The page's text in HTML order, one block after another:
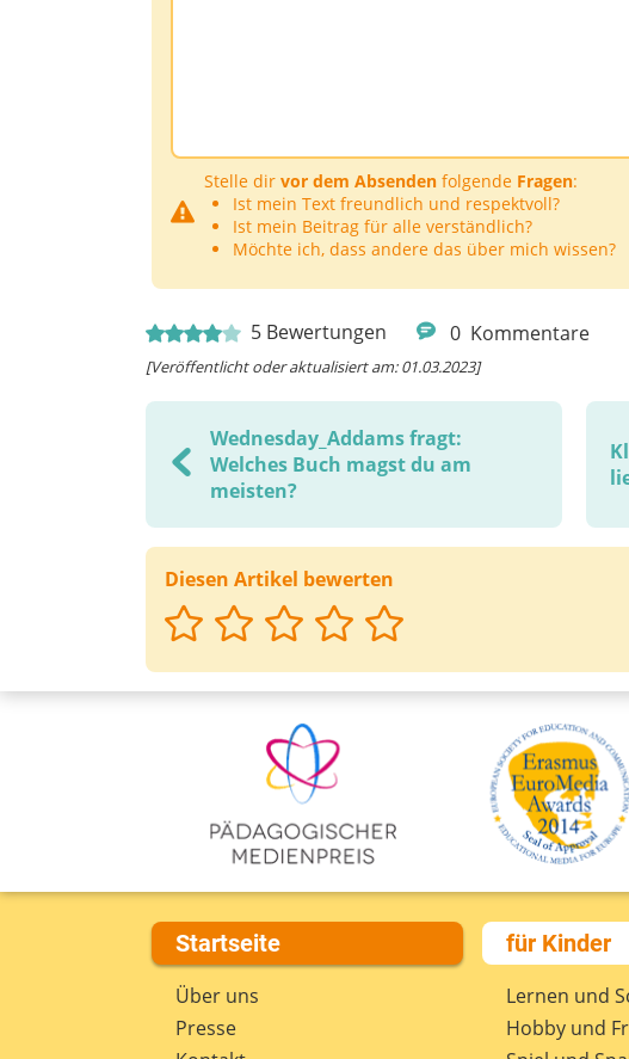
Stelle dir vor dem Absenden folgende Fragen:
Ist mein Text freundlich und respektvoll?
Ist mein Beitrag für alle verständlich?
Möchte ich, dass andere das über mich wissen?
5 Bewertungen 0 Kommentare
[Veröffentlicht oder aktualisiert am: 01.03.2023]
Wednesday_Addams fragt:
Welches Buch magst du am
meisten?
Diesen Artikel bewerten
Startseite
Über uns
Presse
für Kinder
Lernen und
Hobby und